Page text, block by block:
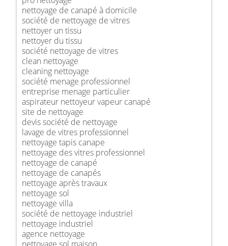
nettoyage de canapé à domicile
société de nettoyage de vitres
nettoyer un tissu
nettoyer du tissu
société nettoyage de vitres
clean nettoyage
cleaning nettoyage
société menage professionnel
entreprise menage particulier
aspirateur nettoyeur vapeur canapé
site de nettoyage
devis société de nettoyage
lavage de vitres professionnel
nettoyage tapis canape
nettoyage des vitres professionnel
nettoyage de canapé
nettoyage de canapés
nettoyage après travaux
nettoyage sol
nettoyage villa
société de nettoyage industriel
nettoyage industriel
agence nettoyage
nettoyage sol maison